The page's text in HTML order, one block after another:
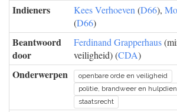
Indieners Kees Verhoeven (D66),
(D66)
Beantwoord
door
Ferdinand Grapperhaus
veiligheid) (CDA)
Onderwerpen
openbare orde en veiligheid
politie, brandweer en
staatsrecht